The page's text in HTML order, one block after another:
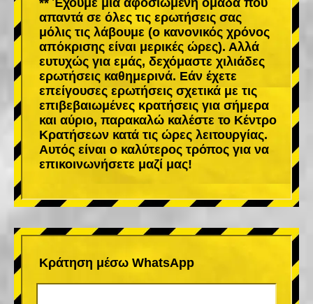
απαντά σε όλες τις ερωτήσεις σας
μόλις τις λάβουμε (ο κανονικός χρόνος
απόκρισης είναι μερικές ώρες). Αλλά
ευτυχώς για εμάς, δεχόμαστε χιλιάδες
ερωτήσεις καθημερινά. Εάν έχετε
επείγουσες ερωτήσεις σχετικά με τις
επιβεβαιωμένες κρατήσεις για σήμερα
και αύριο, παρακαλώ καλέστε το Κέντρο
Κρατήσεων κατά τις ώρες λειτουργίας.
Αυτός είναι ο καλύτερος τρόπος για να
επικοινωνήσετε μαζί μας!
Κράτηση μέσω WhatsApp